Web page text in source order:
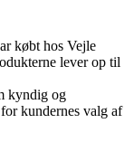
købt hos Vejle
lever op til
kyndig og
kundernes valg af